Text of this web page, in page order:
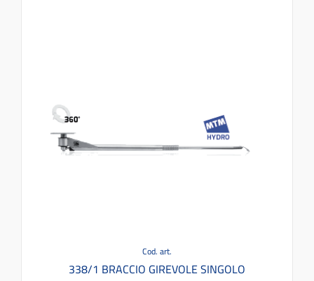
Cod. art.
338/1 BRACCIO GIREVOLE SINGOLO